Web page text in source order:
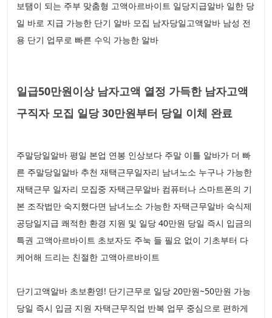
보탬이 되는 주부 맞춤형 고액아르바이트 일당지급알바 일한 당
일 바로 지급 가능한 단기 알바 모집 남자당일고액알바 남성 전
용 단기 업무로 빠른 수익 가능한 알바
일급50만원이상 남자고액 열정 가득한 남자고액
구직자 모집 일당 30만원부터 당일 이체 완료
주말당일알바 평일 본업 연봉 인상보다 주말 이틀 알바가 더 빠
른 주말당일알바 추천 재택근무일자리 남녀노소 누구나 가능한
재택근무 일자리 모집중 자택근무알바 컴퓨터나 스마트폰의 기
본 조작법만 숙지했다면 남녀노소 가능한 자택근무알바 숙식제
공당일지급 쾌적한 환경 지원 및 일당 40만원 당일 즉시 입금의
특권 고액아르바이트 초보자도 주눅 들 필요 없이 기초부터 다
케어해 드리는 친절한 고액아르바이트
단기고액알바 초보환영! 단기근무로 일당 20만원~50만원 가능
당일 즉시 입금 지원 자택근무직업 반복 업무 중심으로 편하게